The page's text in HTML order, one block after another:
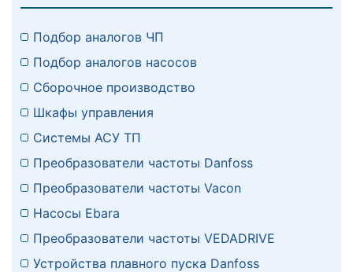
Подбор аналогов ЧП
Подбор аналогов насосов
Сборочное производство
Шкафы управления
Системы АСУ ТП
Преобразователи частоты Danfoss
Преобразователи частоты Vacon
Насосы Ebara
Преобразователи частоты VEDADRIVE
Устройства плавного пуска Danfoss